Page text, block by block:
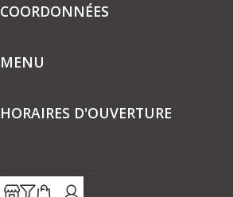
COORDONNÉES
MENU
HORAIRES D'OUVERTURE